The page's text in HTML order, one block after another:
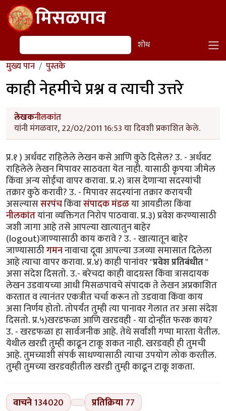
Skip to main contentमिसळपाव
शोध शोध
मुख्य पान पुस्तके
काही नेहमीचे प्रश्न व त्याची उत्तरे
लेखकनीलकांत
यांनी मंगळवार, 22/02/2011 16:53 या दिवशी प्रकाशित केले.
प्र.१ ) अर्धवट राहिलेले लेखन कसे आणि कुठे दिसेल? उ. - अर्धवट
राहिलेले लेखन मिपावर साठवता येत नाही. यासाठी कृपया जीमेल
किंवा अन्य सोईंचा वापर करावा. प्र.२) त्रास देणार्‍या सदस्यांची
तक्रार कुठे करावी? उ. - मिपावर सदस्यांना तक्रार करायची
असल्याससरपंचकिंवासंपादक मंडळया आयडीला किंवा
नीलकांतयांना व्यक्तिगत निरोप पाठवावा. प्र.३) प्रवेश करण्यासाठी
जशी जागा आहे तसे आपल्या खात्यातुन बाहेर
(logout)जाण्यासाठी काय करावे ? उ. - खात्यातून बाहेर
जाण्यासाठीगमननावाचा दूवा आपल्या उजव्या समासात दिलेला
आहे त्याचा वापर करावा. प्र.४) काही पानांवर "प्रवेश प्रतिबंधीत"
असा संदेश दिसतो. उ.- बरेचदा काही वादग्रस्त किंवा त्रासदायक
लेखन उडवायच्या आधी मिसळपावचे संपादक ते लेखन अप्रकाशित
करतात व त्यानंतर एकत्रीत चर्चा करून तो उडवावा किंवा काय
असा निर्णय होतो. तोपर्यंत तुम्ही त्या पानावर गेलात तर असा संदेश
दिसतो. प्र.५)खरडफळा आणि खरडवही - या दोन्हींत फरक काय?
उ. - खरडफळा हा सार्वजनीक आहे. तेथे सर्वांशी गप्पा मारता येतील.
येथील खरडी तुम्ही काढून टाकू शकत नाही. खरडवही ही तुमची
आहे. तुमच्याशी संपर्क साधण्यासाठी त्याचा उपयोग लोक करतील.
तुम्ही तुमच्या खरडवहीतील खरडी तुम्ही काढून टाकू शकता.
वाचने134020 प्रतिक्रिया 77